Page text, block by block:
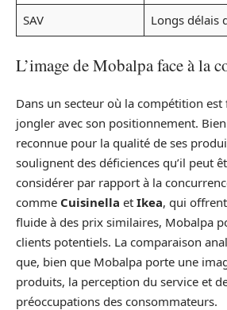
SAV Longs délais
L’image de Mobalpa face à la
Dans un secteur où la compétition
jongler avec son positionnement. Bien
reconnue pour la qualité de ses
soulignent des déficiences qu’il peut
considérer par rapport à la
comme Cuisinella et Ikea, qui
fluide à des prix similaires, Mobalpa
clients potentiels. La comparaison
que, bien que Mobalpa porte une
produits, la perception du service et
préoccupations des consommateurs.